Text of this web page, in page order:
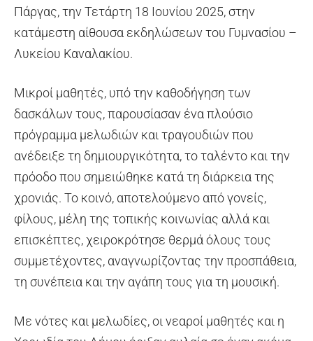
Πάργας, την Τετάρτη 18 Ιουνίου 2025, στην
κατάμεστη αίθουσα εκδηλώσεων του Γυμνασίου –
Λυκείου Καναλακίου.
Μικροί μαθητές, υπό την καθοδήγηση των
δασκάλων τους, παρουσίασαν ένα πλούσιο
πρόγραμμα μελωδιών και τραγουδιών που
ανέδειξε τη δημιουργικότητα, το ταλέντο και την
πρόοδο που σημειώθηκε κατά τη διάρκεια της
χρονιάς. Το κοινό, αποτελούμενο από γονείς,
φίλους, μέλη της τοπικής κοινωνίας αλλά και
επισκέπτες, χειροκρότησε θερμά όλους τους
συμμετέχοντες, αναγνωρίζοντας την προσπάθεια,
τη συνέπεια και την αγάπη τους για τη μουσική.
Με νότες και μελωδίες, οι νεαροί μαθητές και η